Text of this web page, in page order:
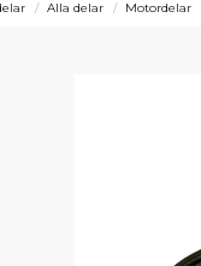
Alla delar Motordelar